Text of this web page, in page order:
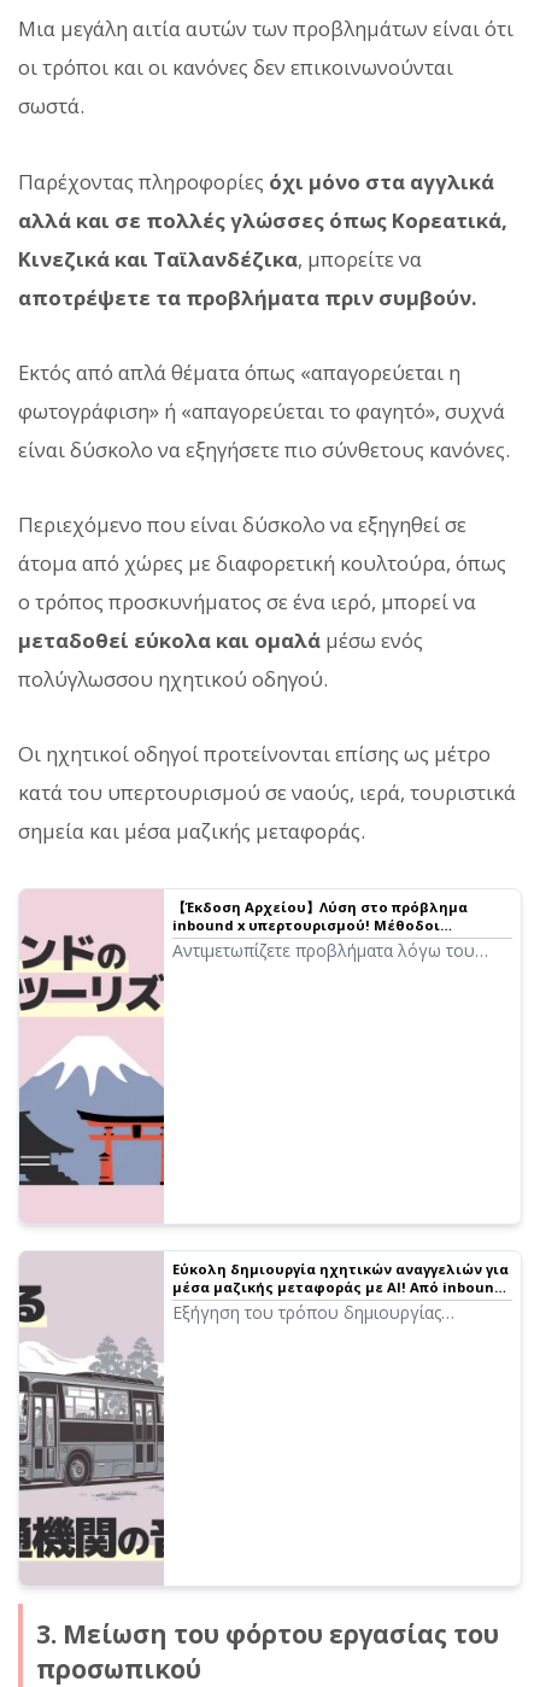
Μια μεγάλη αιτία αυτών των προβλημάτων είναι ότι
οι τρόποι και οι κανόνες δεν επικοινωνούνται
σωστά.
Παρέχοντας πληροφορίες όχι μόνο στα αγγλικά
αλλά και σε πολλές γλώσσες όπως Κορεατικά,
Κινεζικά και Ταϊλανδέζικα, μπορείτε να
αποτρέψετε τα προβλήματα πριν συμβούν.
Εκτός από απλά θέματα όπως «απαγορεύεται η
φωτογράφιση» ή «απαγορεύεται το φαγητό», συχνά
είναι δύσκολο να εξηγήσετε πιο σύνθετους κανόνες.
Περιεχόμενο που είναι δύσκολο να εξηγηθεί σε
άτομα από χώρες με διαφορετική κουλτούρα, όπως
ο τρόπος προσκυνήματος σε ένα ιερό, μπορεί να
μεταδοθεί εύκολα και ομαλά μέσω ενός
πολύγλωσσου ηχητικού οδηγού.
Οι ηχητικοί οδηγοί προτείνονται επίσης ως μέτρο
κατά του υπερτουρισμού σε ναούς, ιερά, τουριστικά
σημεία και μέσα μαζικής μεταφοράς.
【Έκδοση Αρχείου】Λύση στο πρόβλημα
inbound x υπερτουρισμού! Μέθοδοι
δημιουργίας πολύγλωσσης καθοδήγησης με
τα τελευταία AI εργαλεία
Αντιμετωπίζετε προβλήματα λόγω του
Εύκολη δημιουργία ηχητικών αναγγελιών για
μέσα μαζικής μεταφοράς με AI! Από inbound
υποστήριξη σε σταθμούς, τρένα και
λεωφορεία μέχρι προσβασιμότητα
Εξήγηση του τρόπου δημιουργίας
3. Μείωση του φόρτου εργασίας του
προσωπικού